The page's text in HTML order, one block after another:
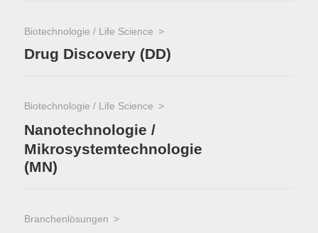
Biotechnologie / Life Science
Drug Discovery (DD)
Biotechnologie / Life Science
Nanotechnologie /
Mikrosystemtechnologie
(MN)
Branchenlösungen